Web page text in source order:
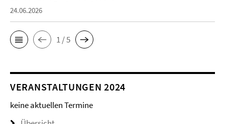
24.06.2026
1 / 5
VERANSTALTUNGEN 2024
keine aktuellen Termine